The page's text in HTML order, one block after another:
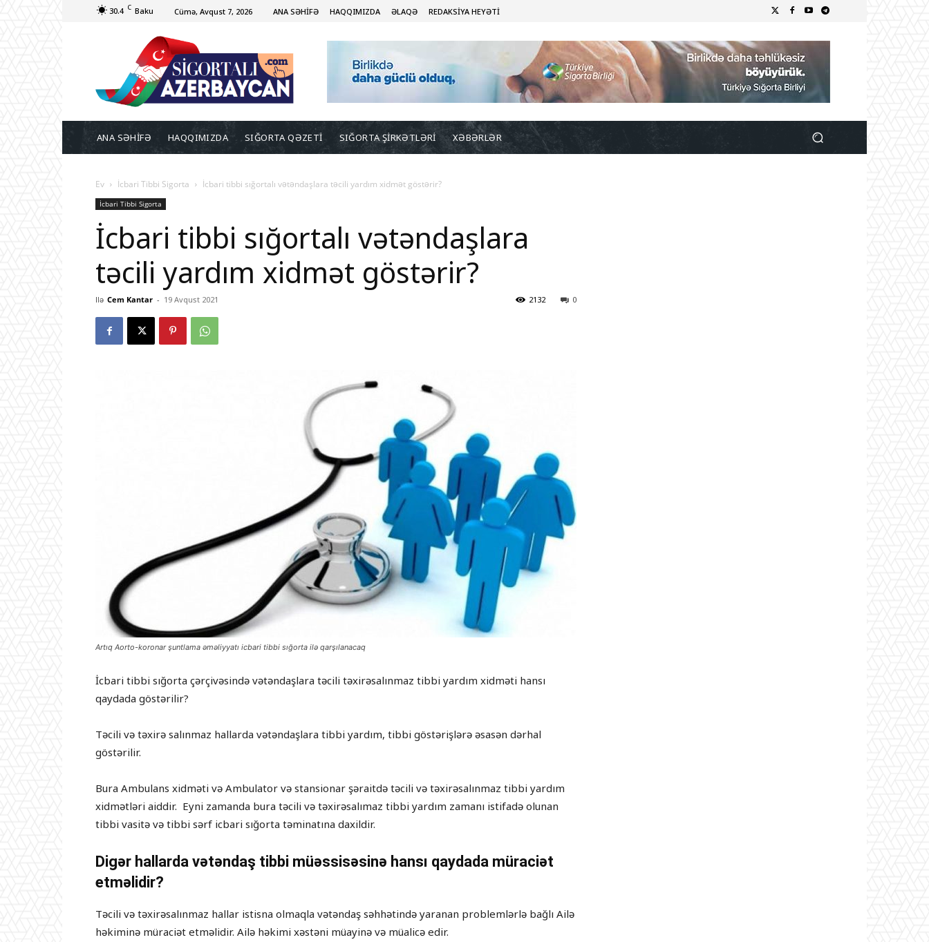
30.4 C Baku Cümə, Avqust 7, 2026 ANA SƏHİFƏ HAQQIMIZDA ƏLAQƏ REDAKSİYA HEYƏTİ
ANA SƏHİFƏ HAQQIMIZDA SIĞORTA QƏZETİ SIĞORTA ŞİRKƏTLƏRİ XƏBƏRLƏR
Ev İcbari Tibbi Sigorta İcbari tibbi sığortalı vətəndaşlara təcili yardım xidmət göstərir?
İcbari Tibbi Sigorta
İcbari tibbi sığortalı vətəndaşlara
təcili yardım xidmət göstərir?
Ilə Cem Kantar - 19 Avqust 2021 0
2132
Artıq Aorto-koronar şuntlama əməliyyatı icbari tibbi sığorta ilə qarşılanacaq
İcbari tibbi sığorta çərçivəsində vətəndaşlara təcili təxirəsalınmaz tibbi yardım xidməti hansı
qaydada göstərilir?
Təcili və təxirə salınmaz hallarda vətəndaşlara tibbi yardım, tibbi göstərişlərə əsasən dərhal
göstərilir.
Bura Ambulans xidməti və Ambulator və stansionar şəraitdə təcili və təxirəsalınmaz tibbi yardım
xidmətləri aiddir. Eyni zamanda bura təcili və təxirəsalımaz tibbi yardım zamanı istifadə olunan
tibbi vasitə və tibbi sərf icbari sığorta təminatına daxildir.
Digər hallarda vətəndaş tibbi müəssisəsinə hansı qaydada müraciət
etməlidir?
Təcili və təxirəsalınmaz hallar istisna olmaqla vətəndaş səhhətində yaranan problemlərlə bağlı Ailə
həkiminə müraciət etməlidir. Ailə həkimi xəstəni müayinə və müalicə edir.